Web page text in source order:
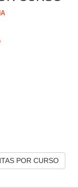
POR CURSO